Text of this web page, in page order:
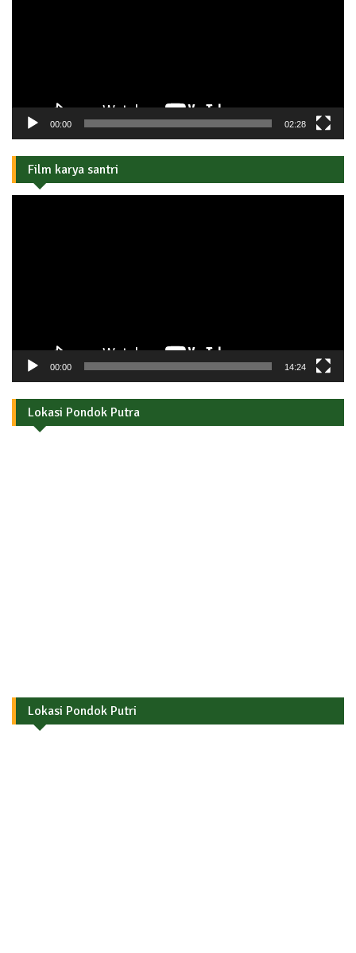
00:00 02:28
Film karya santri
00:00 14:24
Lokasi Pondok Putra
Lokasi Pondok Putri